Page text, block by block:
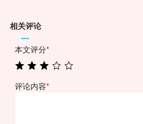
相关评论
本文评分*
评论内容*